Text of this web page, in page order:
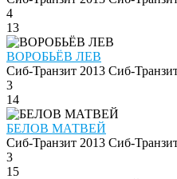
4
13
ВОРОБЬЁВ ЛЕВ
Сиб-Транзит 2013 Сиб-
3
14
БЕЛОВ МАТВЕЙ
Сиб-Транзит 2013 Сиб-
3
15